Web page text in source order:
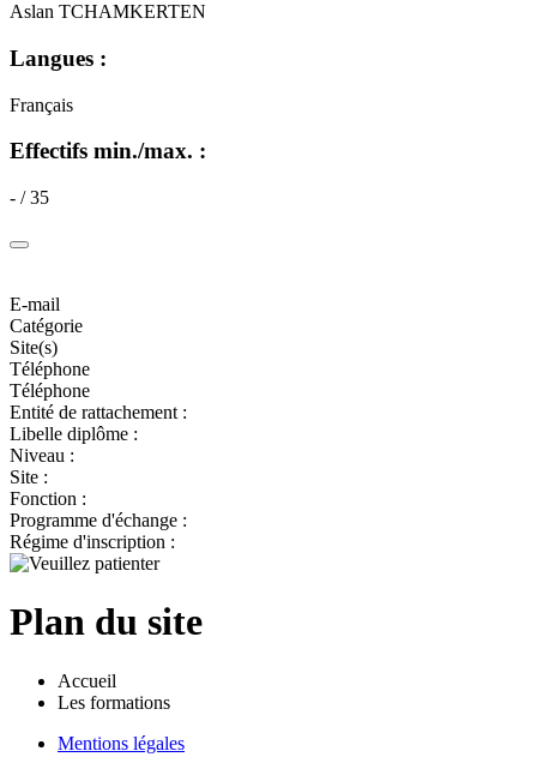
Aslan TCHAMKERTEN
Langues :
Français
Effectifs min./max. :
- / 35
E-mail
Catégorie
Site(s)
Téléphone
Téléphone
Entité de rattachement :
Libelle diplôme :
Niveau :
Site :
Fonction :
Programme d'échange :
Régime d'inscription :
Plan du site
Accueil
Les formations
Mentions légales